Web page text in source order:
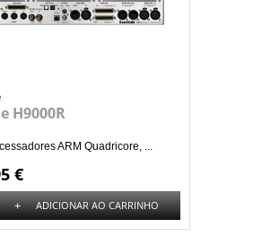
H9000R
ARM Quadricore, ...
€
+ ADICIONAR AO CARRINHO